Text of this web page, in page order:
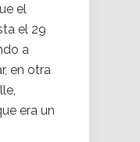
el
el 29
a
en otra
era un